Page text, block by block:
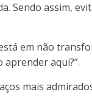
Sendo assim,
em não
aqui?”.
mais